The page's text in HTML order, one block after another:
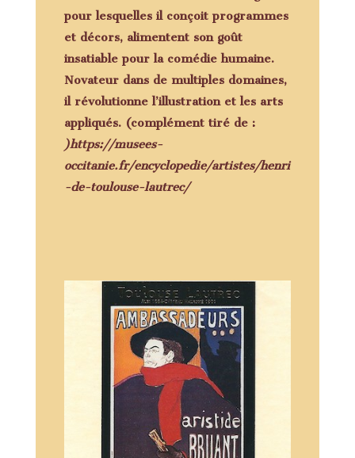
pour lesquelles il conçoit programmes
et décors, alimentent son goût
insatiable pour la comédie humaine.
Novateur dans de multiples domaines,
il révolutionne l’illustration et les arts
appliqués. (complément tiré de :
)https://musees-
occitanie.fr/encyclopedie/artistes/henri
-de-toulouse-lautrec/